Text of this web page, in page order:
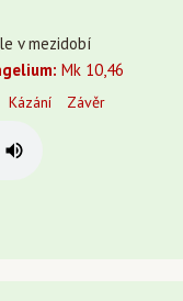
v mezidobí
Mk 10,46
Kázání Závěr